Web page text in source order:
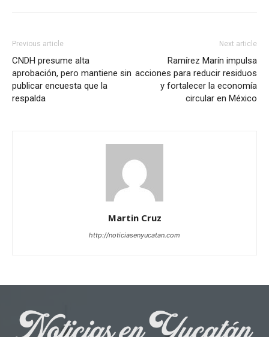
Previous article
CNDH presume alta
aprobación, pero mantiene sin
publicar encuesta que la
respalda
Next article
Ramírez Marín impulsa
acciones para reducir residuos
y fortalecer la economía
circular en México
Martin Cruz
http://noticiasenyucatan.com